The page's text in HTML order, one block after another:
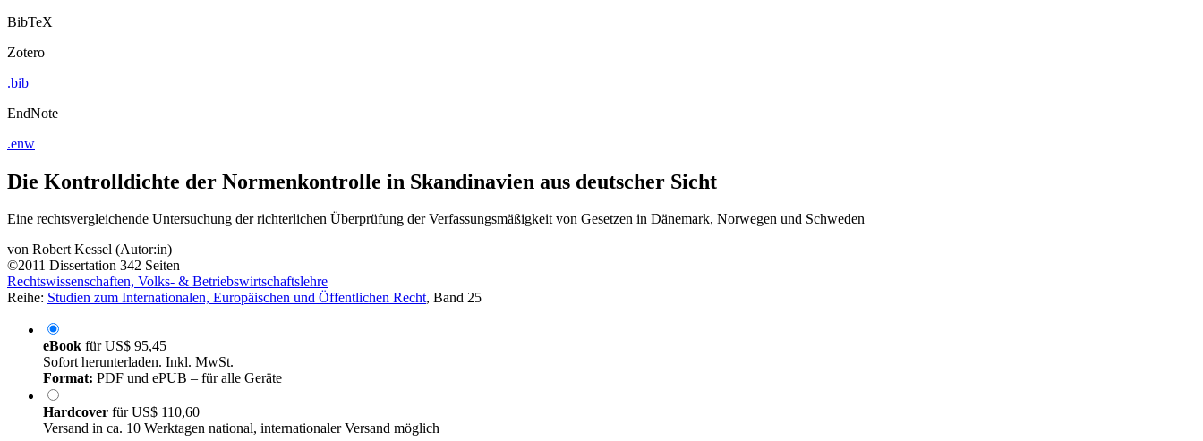
BibTeX
Zotero
.bib
EndNote
.enw
Die Kontrolldichte der Normenkontrolle in Skandinavien aus deutscher Sicht
Eine rechtsvergleichende Untersuchung der richterlichen Überprüfung der Verfassungsmäßigkeit von Gesetzen in Dänemark, Norwegen und Schweden
von Robert Kessel (Autor:in)
©2011 Dissertation 342 Seiten
Rechtswissenschaften, Volks- & Betriebswirtschaftslehre
Reihe: Studien zum Internationalen, Europäischen und Öffentlichen Recht, Band 25
eBook fürUS$ 95,45
Sofort herunterladen. Inkl. MwSt.
Format: PDF und ePUB – für alle Geräte
Hardcover fürUS$ 110,60
Versand in ca. 10 Werktagen national, internationaler Versand möglich